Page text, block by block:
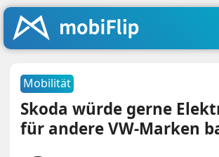
Mobilität
Skoda würde gerne
für andere VW-Marken